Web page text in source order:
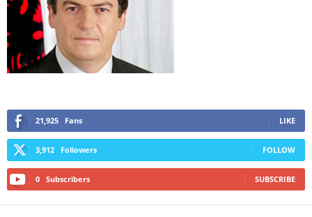
21,925 Fans LIKE
3,912 Followers FOLLOW
0 Subscribers SUBSCRIBE